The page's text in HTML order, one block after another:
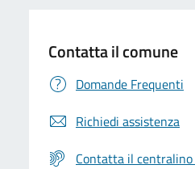
Contatta il comune
Domande Frequenti
Richiedi assistenza
Contatta il